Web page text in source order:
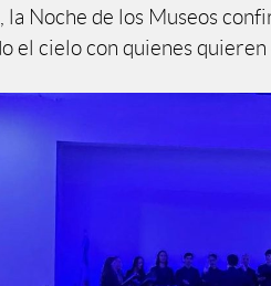
la Noche de los Museos
el cielo con quienes quieren